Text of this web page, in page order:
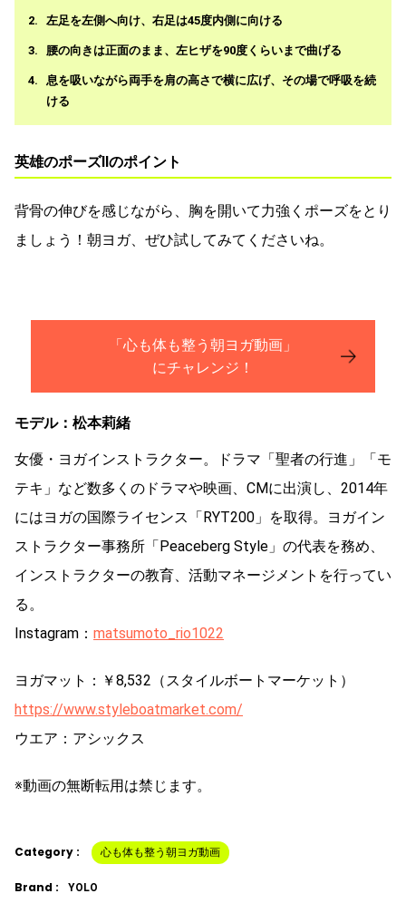
左足を左側へ向け、右足は45度内側に向ける
腰の向きは正面のまま、左ヒザを90度くらいまで曲げる
息を吸いながら両手を肩の高さで横に広げ、その場で呼吸を続
ける
英雄のポーズⅡのポイント
背骨の伸びを感じながら、胸を開いて力強くポーズをとり
ましょう！朝ヨガ、ぜひ試してみてくださいね。
「心も体も整う朝ヨガ動画」
にチャレンジ！
モデル：松本莉緒
女優・ヨガインストラクター。ドラマ「聖者の行進」「モ
テキ」など数多くのドラマや映画、CMに出演し、2014年
にはヨガの国際ライセンス「RYT200」を取得。ヨガイン
ストラクター事務所「Peaceberg Style」の代表を務め、
インストラクターの教育、活動マネージメントを行ってい
る。
Instagram： matsumoto_rio1022
ヨガマット：￥8,532（スタイルボートマーケット）
https://www.styleboatmarket.com/
ウエア：アシックス
※動画の無断転用は禁じます。
Category : 心も体も整う朝ヨガ動画
Brand : YOLO